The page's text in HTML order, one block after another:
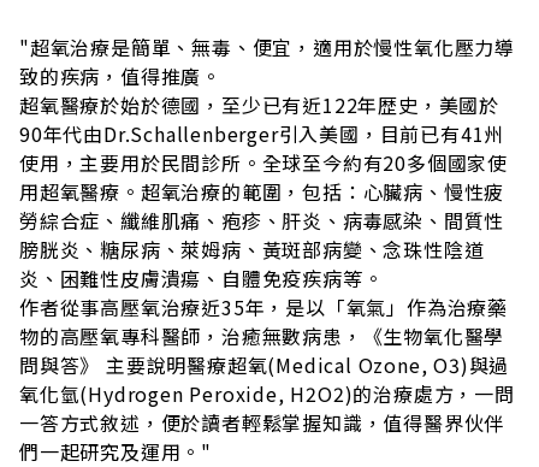
"超氧治療是簡單、無毒、便宜，適用於慢性氧化壓力導
致的疾病，值得推廣。
超氧醫療於始於德國，至少已有近122年歴史，美國於
90年代由Dr.Schallenberger引入美國，目前已有41州
使用，主要用於民間診所。全球至今約有20多個國家使
用超氧醫療。超氧治療的範圍，包括：心臟病、慢性疲
勞綜合症、纖維肌痛、疱疹、肝炎、病毒感染、間質性
膀胱炎、糖尿病、萊姆病、黃斑部病變、念珠性陰道
炎、困難性皮膚潰瘍、自體免疫疾病等。
作者從事高壓氧治療近35年，是以「氧氣」作為治療藥
物的高壓氧專科醫師，治癒無數病患，《生物氧化醫學
問與答》 主要說明醫療超氧(Medical Ozone, O3)與過
氧化氫(Hydrogen Peroxide, H2O2)的治療處方，一問
一答方式敘述，便於讀者輕鬆掌握知識，值得醫界伙伴
們一起研究及運用。"